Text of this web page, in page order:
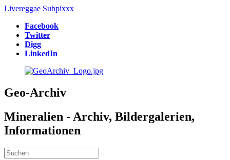
Livereggae Subpixxx
Facebook
Twitter
Digg
LinkedIn
Geo-Archiv
Mineralien - Archiv, Bildergalerien,
Informationen